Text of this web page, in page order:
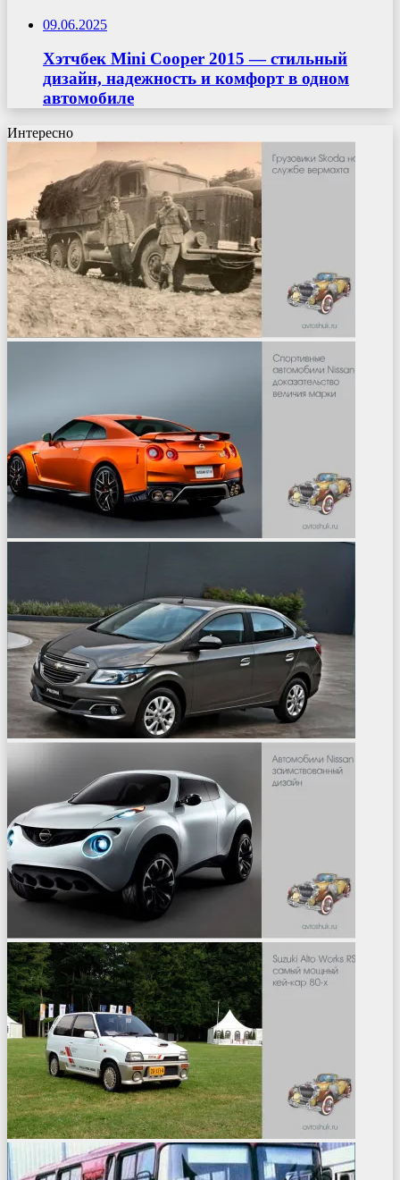
09.06.2025
Хэтчбек Mini Cooper 2015 — стильный
дизайн, надежность и комфорт в одном
автомобиле
Интересно